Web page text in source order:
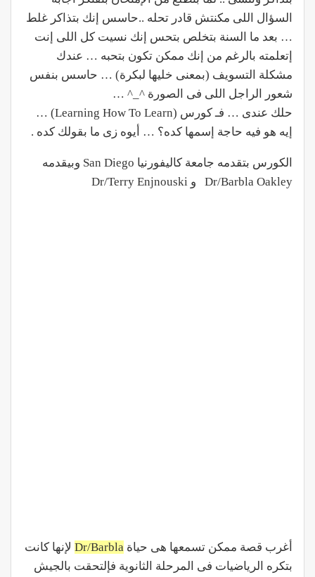
السؤال اللى مكنتش قادر تحله ..حاسس إنك بتذاكر غلط
… بعد ما السنة بتخلص بتحس إنك نسيت كل اللى إنت
إتعلمته بالرغم من إنك ممكن تكون بتحبه … عندك
مشكلة التسويف (بمعنى خليها لبكرة) … حاسس بنفس
شعور الراجل اللى فى الصورة ^_^ …
حلك عندى … فـ كورس (Learning How To Learn) …
إيه هو فيه حاجة إسمها كده؟ … أيوه زى ما بقولك كده .
الكورس بتقدمه جامعة كاليفورنيا San Diego وبيقدمه
Dr/Barbla Oakley و Dr/Terry Enjnouski
أغرب قصة ممكن تسمعها هى حياة Dr/Barbla لإنها كانت
بتكره الرياضيات فى المرحلة الثانوية فإلتحقت بالجيش